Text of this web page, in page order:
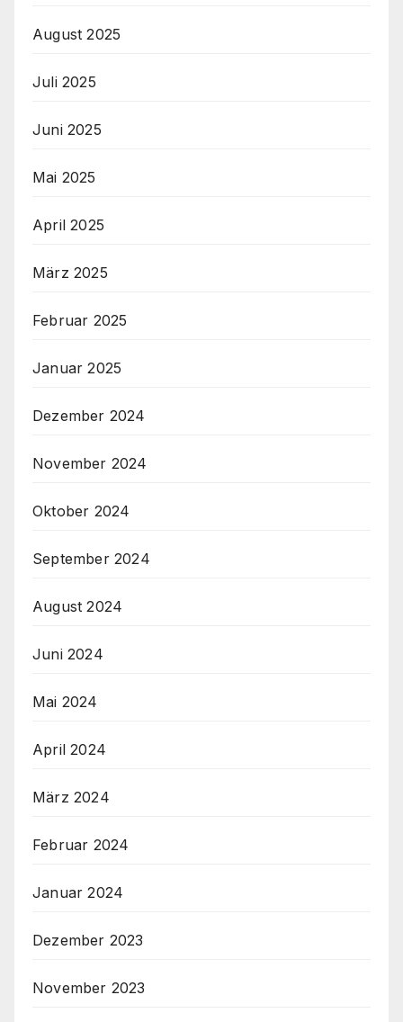
August 2025
Juli 2025
Juni 2025
Mai 2025
April 2025
März 2025
Februar 2025
Januar 2025
Dezember 2024
November 2024
Oktober 2024
September 2024
August 2024
Juni 2024
Mai 2024
April 2024
März 2024
Februar 2024
Januar 2024
Dezember 2023
November 2023